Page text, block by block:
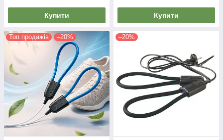
Купити Купити
Топ продажів –20% –20%